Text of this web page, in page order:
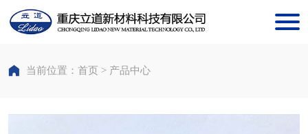
当前位置：首页 > 产品中心